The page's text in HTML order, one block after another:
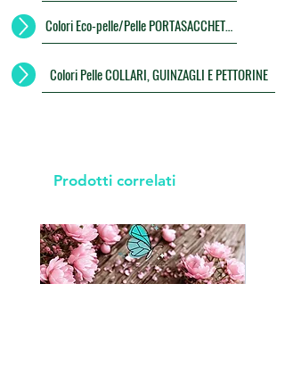
Colori Eco-pelle/Pelle PORTASACCHETTI
Colori Pelle COLLARI, GUINZAGLI E PETTORINE
Prodotti correlati